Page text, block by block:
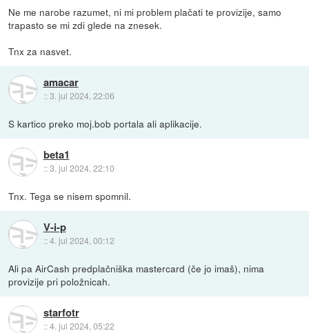
Ne me narobe razumet, ni mi problem plačati te provizije, samo
trapasto se mi zdi glede na znesek.
Tnx za nasvet.
amacar
::3. jul 2024, 22:06
S kartico preko moj.bob portala ali aplikacije.
beta1
::3. jul 2024, 22:10
Tnx. Tega se nisem spomnil.
V-i-p
::4. jul 2024, 00:12
Ali pa AirCash predplačniška mastercard (če jo imaš), nima
provizije pri položnicah.
starfotr
::4. jul 2024, 05:22